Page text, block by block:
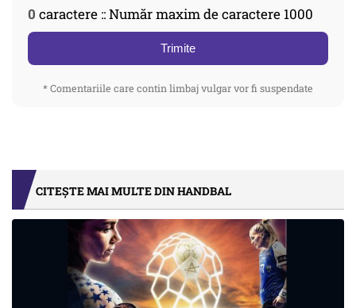
0 caractere :: Număr maxim de caractere 1000
Trimite
* Comentariile care contin limbaj vulgar vor fi suspendate
CITEȘTE MAI MULTE DIN HANDBAL